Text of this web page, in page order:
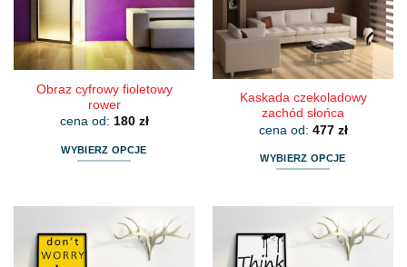
wybrać
stronie
produktu
wybrać
na
stronie
produktu
Obraz cyfrowy fioletowy
rower
cena od: 180 zł
WYBIERZ OPCJE
ma
wiele
wariantów.
Kaskada czekoladowy
zachód słońca
cena od: 477 zł
WYBIERZ OPCJE
wiele
wariantów.